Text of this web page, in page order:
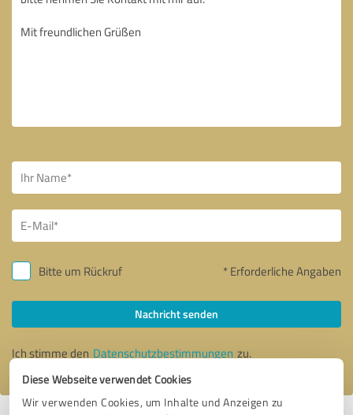
Diese Webseite verwendet Cookies
Wir verwenden Cookies, um Inhalte und Anzeigen zu
Bitte um Rückruf * Erforderliche Angaben
Nachricht senden
Ich stimme den Datenschutzbestimmungen zu.